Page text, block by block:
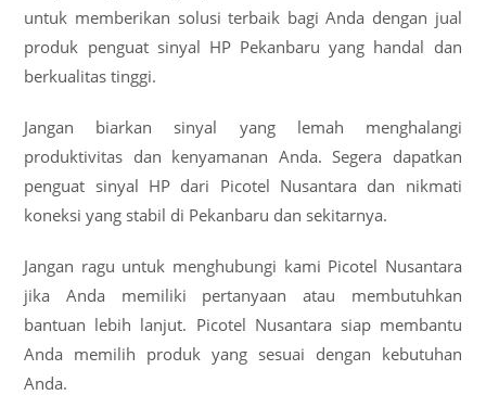
untuk memberikan solusi terbaik bagi Anda dengan jual
produk penguat sinyal HP Pekanbaru yang handal dan
berkualitas tinggi.
Jangan biarkan sinyal yang lemah menghalangi
produktivitas dan kenyamanan Anda. Segera dapatkan
penguat sinyal HP dari Picotel Nusantara dan nikmati
koneksi yang stabil di Pekanbaru dan sekitarnya.
Jangan ragu untuk menghubungi kami Picotel Nusantara
jika Anda memiliki pertanyaan atau membutuhkan
bantuan lebih lanjut. Picotel Nusantara siap membantu
Anda memilih produk yang sesuai dengan kebutuhan
Anda.